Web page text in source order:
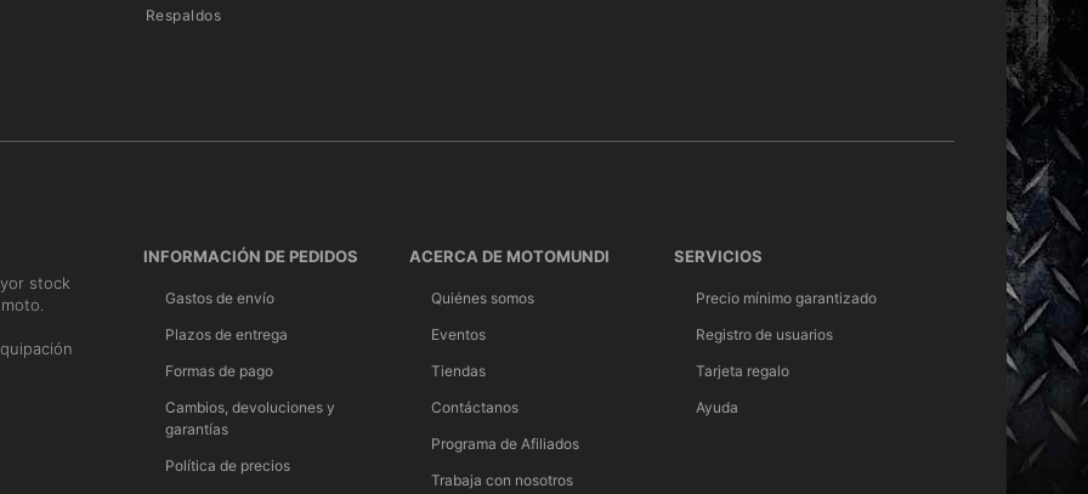
aeroacústica con solo 85 dB (A) a 100
ha optimizado la aeroacústica de cada
de insonorización incomparable, gracias al
también se incluye en la pantalla del C5.
la mentonera cerrada, se mantendrá después
interior con varios grosores para los laterales,
M, L y XL .
Respaldos
stock
INFORMACIÓN DE PEDIDOS
Gastos de envío
Plazos de entrega
Formas de pago
Cambios, devoluciones y
garantías
Política de precios
ACERCA DE MOTOMUNDI
Quiénes somos
Eventos
Tiendas
Contáctanos
Programa de Afiliados
Trabaja con nosotros
SERVICIOS
Precio mínimo garantizado
Registro de usuarios
Tarjeta regalo
Ayuda